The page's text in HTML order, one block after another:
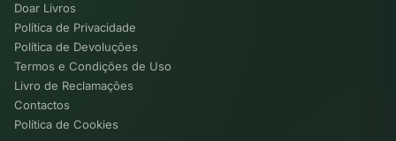
Doar Livros
Política de Privacidade
Política de Devoluções
Termos e Condições de Uso
Livro de Reclamações
Contactos
Política de Cookies